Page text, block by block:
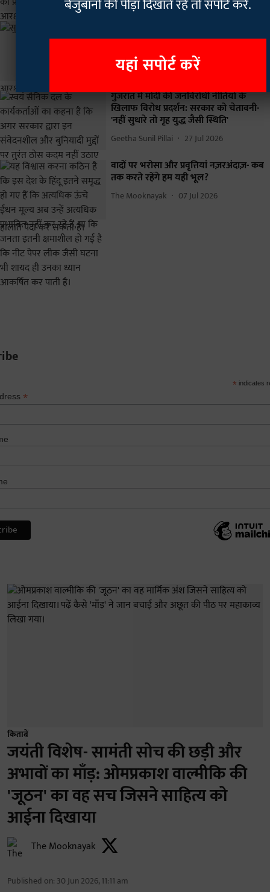
पुलिस एक्शन और जवानों की सुरक्षा के लिए
Rajan Chaudhary 28 Jul 2026
गुजरात में मोदी की जनविरोधी नीतियों के
खिलाफ विरोध प्रदर्शन: सरकार को चेतावनी-
'नहीं सुधारे तो गृह युद्ध जैसी स्थिति'
Geetha Sunil Pillai 27 Jul 2026
वादों पर भरोसा और प्रवृत्तियां नज़रअंदाज़- कब
तक करते रहेंगे हम यही भूल?
The Mooknayak 07 Jul 2026
* indicates
*
किताबें
जयंती विशेष- सामंती सोच की छड़ी और
अभावों का माँड़: ओमप्रकाश वाल्मीकि की
'जूठन' का वह सच जिसने साहित्य को
आईना दिखाया
The Mooknayak
Published on: 30 Jun 2026, 11:11 am
बेजुबानों की पीड़ा दिखाते रहे तो सपोर्ट करें.
यहां सपोर्ट करें